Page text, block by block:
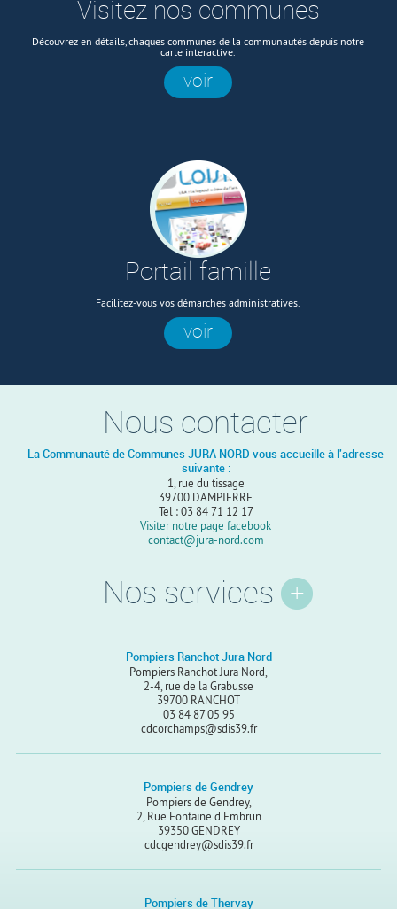
Visitez nos communes
Découvrez en détails, chaques communes de la communautés depuis notre
carte interactive.
voir
Portail famille
Facilitez-vous vos démarches administratives.
voir
Nous contacter
La Communauté de Communes JURA NORD vous accueille à l'adresse
suivante :
1, rue du tissage
39700 DAMPIERRE
Tel : 03 84 71 12 17
Visiter notre page facebook
contact@jura-nord.com
Nos services
Pompiers Ranchot Jura Nord
Pompiers Ranchot Jura Nord,
2-4, rue de la Grabusse
39700 RANCHOT
03 84 87 05 95
cdcorchamps@sdis39.fr
Pompiers de Gendrey
Pompiers de Gendrey,
2, Rue Fontaine d'Embrun
39350 GENDREY
cdcgendrey@sdis39.fr
Pompiers de Thervay